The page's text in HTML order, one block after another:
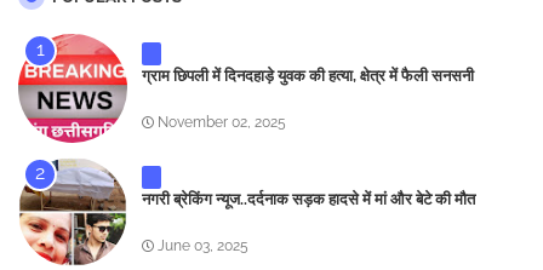
ग्राम छिपली में दिनदहाड़े युवक की हत्या, क्षेत्र में फैली सनसनी
November 02, 2025
नगरी ब्रेकिंग न्यूज..दर्दनाक सड़क हादसे में मां और बेटे की मौत
June 03, 2025